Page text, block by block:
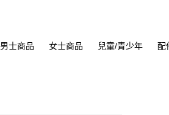
男士商品 女士商品 兒童/青少年 配